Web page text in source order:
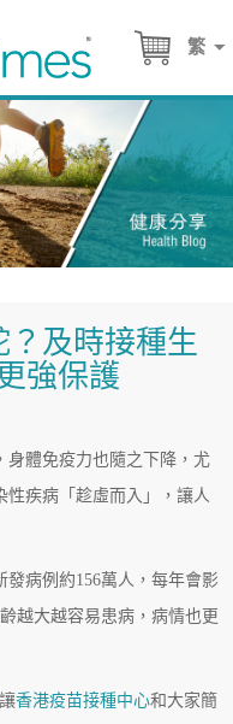
繁
及時接種生
強保護
身體免疫力也隨之下降，尤
疾病「趁虛而入」，讓人
病例約156萬人，每年會影
越大越容易患病，病情也更
香港疫苗接種中心和大家簡